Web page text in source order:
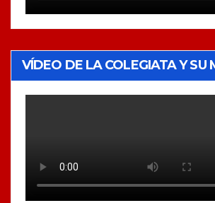
VÍDEO DE LA COLEGIATA Y SU